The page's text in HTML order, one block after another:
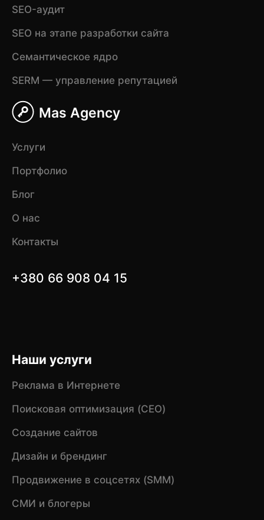
Mas Agency
Услуги
Портфолио
Блог
О нас
Контакты
+380 66 908 04 15
Наши услуги
Реклама в Интернете
Поисковая оптимизация (CEO)
Создание сайтов
Дизайн и брендинг
Продвижение в соцсетях (SMM)
СМИ и блогеры
SEO-аудит
SEO на этапе разработки сайта
Семантическое ядро
SERM — управление репутацией